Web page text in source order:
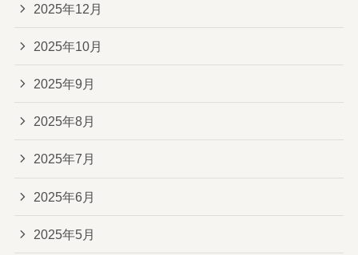
2025年12月
2025年10月
2025年9月
2025年8月
2025年7月
2025年6月
2025年5月